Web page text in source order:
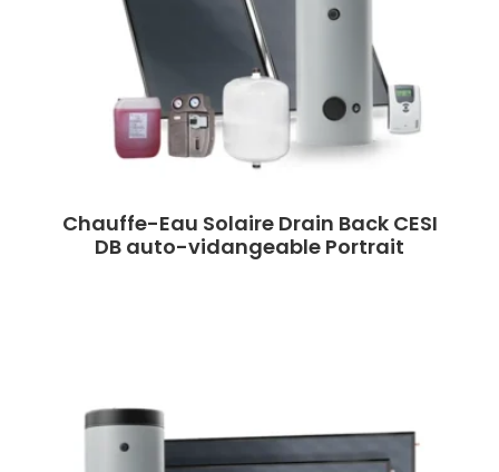
Chauffe-Eau Solaire Drain Back CESI
DB auto-vidangeable Portrait